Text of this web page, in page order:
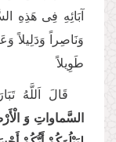
آبَائِهِ فِی هَذِهِ
وَنَاصِراً وَدَلِیلاً
طَوِیلاً
قَالَ اَللَّهُ
السَّماواتِ وَ